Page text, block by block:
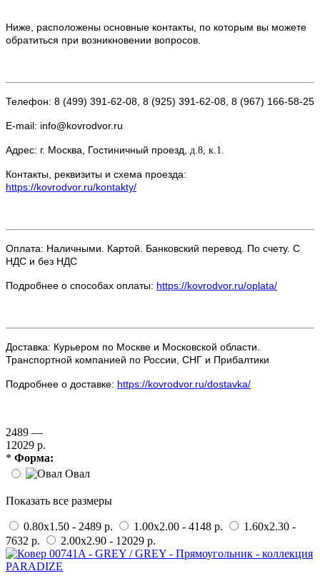
Ниже, расположены основные контакты, по которым вы можете
обратиться при возникновении вопросов.
Телефон: 8 (499) 391-62-08, 8 (925) 391-62-08, 8 (967) 166-58-25
E-mail: info@kovrodvor.ru
Адрес: г. Москва, Гостиничный проезд, д.8, к.1.
Контакты, реквизиты и схема проезда:
https://kovrodvor.ru/kontakty/
Оплата: Наличными. Картой. Банковский перевод. По счету. С
НДС и без НДС
Подробнее о способах оплаты: https://kovrodvor.ru/oplata/
Доставка: Курьером по Москве и Московской области.
Транспортной компанией по России, СНГ и Прибалтики
Подробнее о доставке: https://kovrodvor.ru/dostavka/
2489 —
12029 р.
* Форма:
Овал
Показать все размеры
0.80x1.50 - 2489 р. 1.00x2.00 - 4148 р.
1.60x2.30 -
7632 р.
2.00x2.90 - 12029 р.